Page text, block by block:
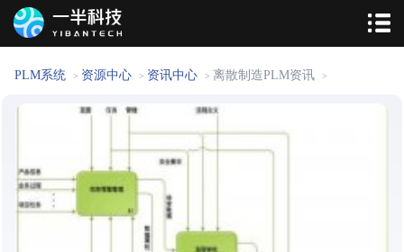
PLM系统 > 资源中心 > 资讯中心 > 离散制造PLM资讯 >